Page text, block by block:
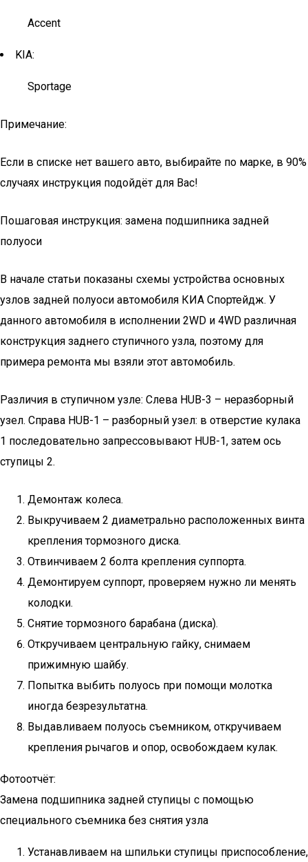
Accent
KIA:
Sportage
Примечание:
Если в списке нет вашего авто, выбирайте по марке, в 90%
случаях инструкция подойдёт для Вас!
Пошаговая инструкция: замена подшипника задней
полуоси
В начале статьи показаны схемы устройства основных
узлов задней полуоси автомобиля КИА Спортейдж. У
данного автомобиля в исполнении 2WD и 4WD различная
конструкция заднего ступичного узла, поэтому для
примера ремонта мы взяли этот автомобиль.
Различия в ступичном узле: Слева HUB-3 – неразборный
узел. Справа HUB-1 – разборный узел: в отверстие кулака
1 последовательно запрессовывают HUB-1, затем ось
ступицы 2.
Демонтаж колеса.
Выкручиваем 2 диаметрально расположенных винта
крепления тормозного диска.
Отвинчиваем 2 болта крепления суппорта.
Демонтируем суппорт, проверяем нужно ли менять
колодки.
Снятие тормозного барабана (диска).
Откручиваем центральную гайку, снимаем
прижимную шайбу.
Попытка выбить полуось при помощи молотка
иногда безрезультатна.
Выдавливаем полуось съемником, откручиваем
крепления рычагов и опор, освобождаем кулак.
Фотоотчёт:
Замена подшипника задней ступицы с помощью
специального съемника без снятия узла
Устанавливаем на шпильки ступицы приспособление,